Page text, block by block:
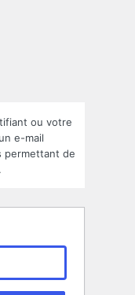
ou votre
e-mail
permettant de